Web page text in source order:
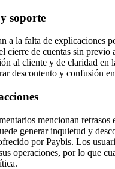
soporte
a la falta de explicaciones
cierre de cuentas sin previo
al cliente y de claridad en
descontento y confusión
mencionan retrasos
generar inquietud y
por Paybis. Los
operaciones, por lo que